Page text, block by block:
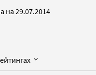
на 29.07.2014